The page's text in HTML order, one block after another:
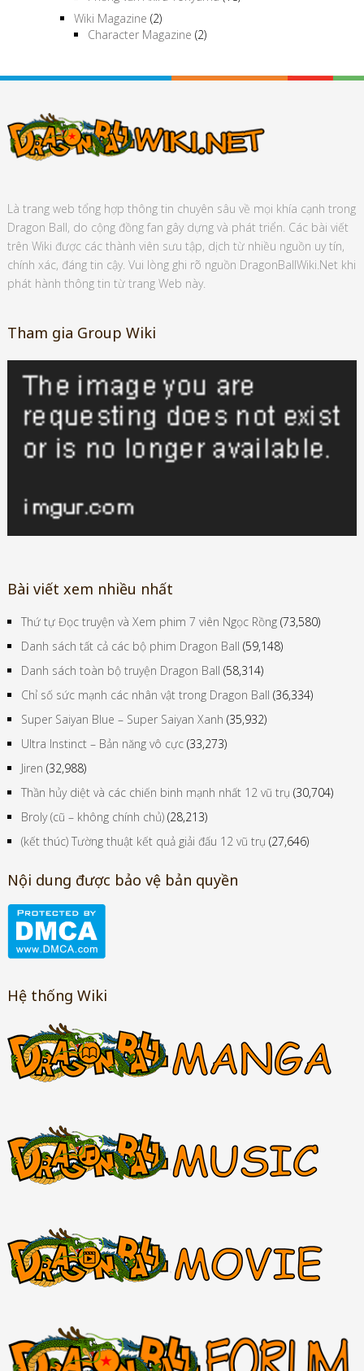
Phỏng vấn Akira Toriyama
Wiki Magazine(2)
Là trang web tổng hợp thông tin chuyên sâu về mọi khía cạnh trong
Dragon Ball, do cộng đồng fan gây dựng và phát triển. Các bài viết
trên Wiki được các thành viên sưu tập, dịch từ nhiều nguồn uy tín,
chính xác, đáng tin cậy. Vui lòng ghi rõ nguồn DragonBallWiki.Net khi
Thứ tự Đọc truyện và Xem phim 7 viên Ngọc Rồng (73,580)
Danh sách tất cả các bộ phim Dragon Ball (59,148)
Danh sách toàn bộ truyện Dragon Ball
(58,314)
Chỉ số sức mạnh các nhân vật trong Dragon Ball
Super Saiyan Blue – Super Saiyan Xanh
Ultra Instinct – Bản năng vô cực
Jiren
(32,988)
Thần hủy diệt và các chiến binh mạnh nhất 12 vũ trụ
Broly (cũ – không chính chủ)
(28,213)